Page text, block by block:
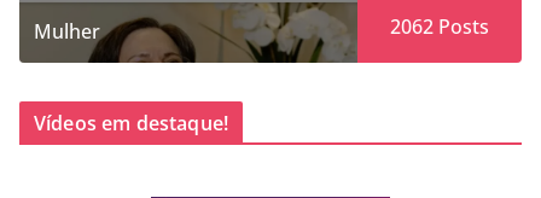
Mulher 2062 Posts
Vídeos em destaque!